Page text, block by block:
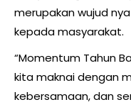
merupakan wujud
kepada masyarakat.
“Momentum Tahun
kita maknai dengan
kebersamaan, dan